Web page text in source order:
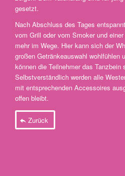
gesetzt.
Nach Abschluss des Tages
vom Grill oder vom Smoker und
mehr im Wege. Hier kann sich der
großen Getränkeauswahl wohlfühlen
können die Teilnehmer das Tanzbein
Selbstverständlich werden alle
mit entsprechenden Accessoires
offen bleibt.
Zurück